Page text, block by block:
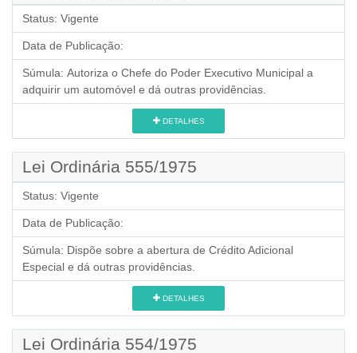
Status: Vigente
Data de Publicação:
Súmula: Autoriza o Chefe do Poder Executivo Municipal a
adquirir um automóvel e dá outras providências.
DETALHES
Lei Ordinária 555/1975
Status: Vigente
Data de Publicação:
Súmula: Dispõe sobre a abertura de Crédito Adicional
Especial e dá outras providências.
DETALHES
Lei Ordinária 554/1975